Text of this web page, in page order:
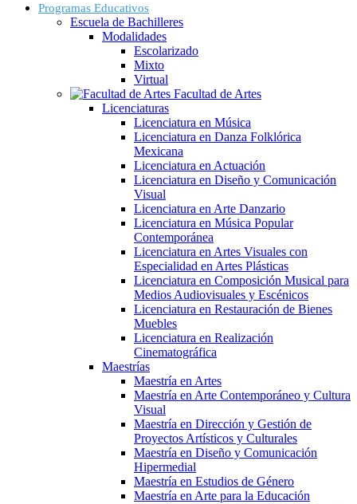
Programas Educativos
Escuela de Bachilleres
Modalidades
Escolarizado
Mixto
Virtual
Facultad de Artes
Licenciaturas
Licenciatura en Música
Licenciatura en Danza Folklórica
Mexicana
Licenciatura en Actuación
Licenciatura en Diseño y Comunicación
Visual
Licenciatura en Arte Danzario
Licenciatura en Música Popular
Contemporánea
Licenciatura en Artes Visuales con
Especialidad en Artes Plásticas
Licenciatura en Composición Musical para
Medios Audiovisuales y Escénicos
Licenciatura en Restauración de Bienes
Muebles
Licenciatura en Realización
Cinematográfica
Maestrías
Maestría en Artes
Maestría en Arte Contemporáneo y Cultura
Visual
Maestría en Dirección y Gestión de
Proyectos Artísticos y Culturales
Maestría en Diseño y Comunicación
Hipermedial
Maestría en Estudios de Género
Maestría en Arte para la Educación